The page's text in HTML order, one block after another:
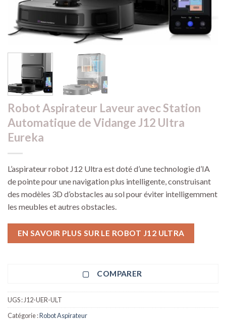
Robot Aspirateur Laveur avec Station
Automatique de Vidange J12 Ultra
Eureka
L’aspirateur robot J12 Ultra est doté d’une technologie d’IA
de pointe pour une navigation plus intelligente, construisant
des modèles 3D d’obstacles au sol pour éviter intelligemment
les meubles et autres obstacles.
EN SAVOIR PLUS SUR LE ROBOT J12 ULTRA
COMPARER
UGS : J12-UER-ULT
Catégorie :Robot Aspirateur